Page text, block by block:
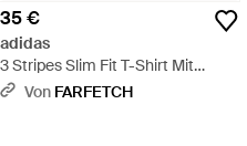
35 €
adidas
3 Stripes Slim Fit T-Shirt Mit
Streifen - Pink
Von FARFETCH